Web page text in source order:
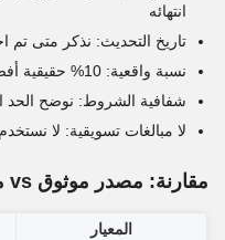
انتهائه
تاريخ التحديث: نذكر متى تم
نسبة واقعية: 10% حقيقية أفضل من 50% وهمية
شفافية الشروط: نوضح الحد
لا مبالغات تسويقية: لا
مقارنة: مصدر موثوق vs موقع تجميع عشوائي
المعيار